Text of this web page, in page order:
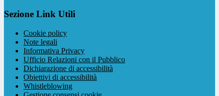
Sezione Link Utili
Cookie policy
Note legali
Informativa Privacy
Ufficio Relazioni con il Pubblico
Dichiarazione di accessibilità
Obiettivi di accessibilità
Whistleblowing